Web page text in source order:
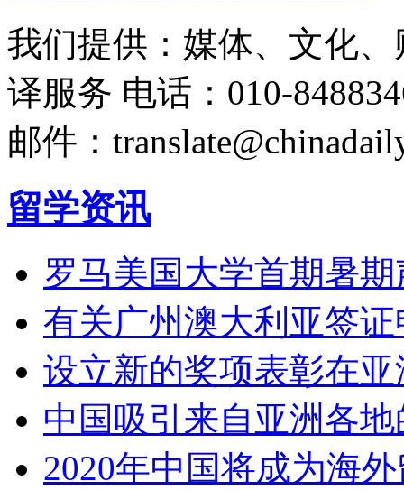
我们提供：媒体、文化
译服务 电话：010-
邮件：
留学资讯
罗马美国大学首期暑
有关广州澳大利亚签
设立新的奖项表彰在
中国吸引来自亚洲各
2020年中国将成为海